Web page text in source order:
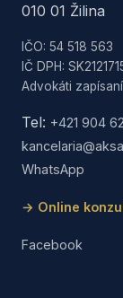
010 01 Žilina
IČO: 54 518 563
IČ DPH:
Advokáti
Tel: +421 904
WhatsApp
→ Online
Facebook